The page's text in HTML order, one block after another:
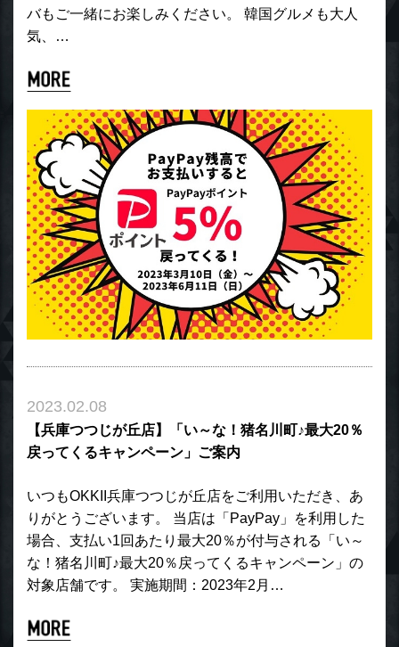
バもご一緒にお楽しみください。 韓国グルメも大人
気、…
2023.02.08
【兵庫つつじが丘店】「い～な！猪名川町♪最大20％
戻ってくるキャンペーン」ご案内
いつもOKKII兵庫つつじが丘店をご利用いただき、あ
りがとうございます。 当店は「PayPay」を利用した
場合、支払い1回あたり最大20％が付与される「い～
な！猪名川町♪最大20％戻ってくるキャンペーン」の
対象店舗です。 実施期間：2023年2月…